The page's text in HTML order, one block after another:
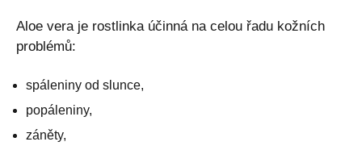
Aloe vera je rostlinka účinná na celou řadu kožních
problémů:
spáleniny od slunce,
popáleniny,
záněty,